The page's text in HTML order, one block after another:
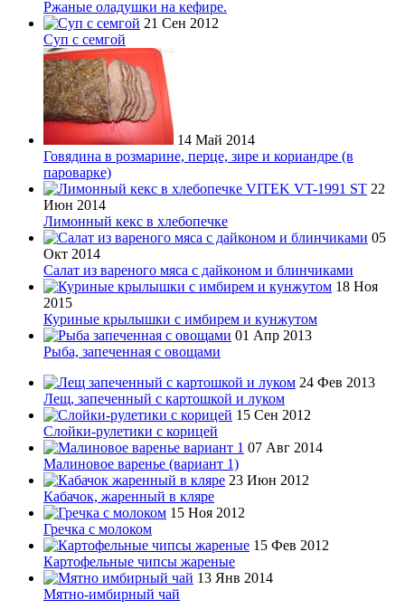
Ржаные оладушки на кефире.
21 Сен 2012
Суп с семгой
14 Май 2014
Говядина в розмарине, перце, зире и кориандре (в
пароварке)
22
Июн 2014
Лимонный кекс в хлебопечке
05
Окт 2014
Салат из вареного мяса с дайконом и блинчиками
18 Ноя
2015
Куриные крылышки с имбирем и кунжутом
01 Апр 2013
Рыба, запеченная с овощами
24 Фев 2013
Лещ, запеченный с картошкой и луком
15 Сен 2012
Слойки-рулетики с корицей
07 Авг 2014
Малиновое варенье (вариант 1)
23 Июн 2012
Кабачок, жаренный в кляре
15 Ноя 2012
Гречка с молоком
15 Фев 2012
Картофельные чипсы жареные
13 Янв 2014
Мятно-имбирный чай